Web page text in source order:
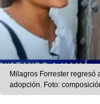
Milagros Forrester regresó
adopción. Foto: